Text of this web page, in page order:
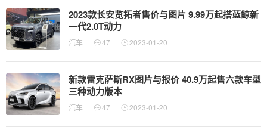
2023款长安览拓者售价与图片 9.99万起搭蓝鲸新
一代2.0T动力
汽车 47 2023-01-20
新款雷克萨斯RX图片与报价 40.9万起售六款车型
三种动力版本
汽车 47 2023-01-20